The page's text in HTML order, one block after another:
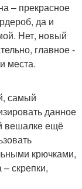
– прекрасное
да и
Нет, новый
главное -
места.
самый
данное
вешалке ещё
крючками,
скрепки,